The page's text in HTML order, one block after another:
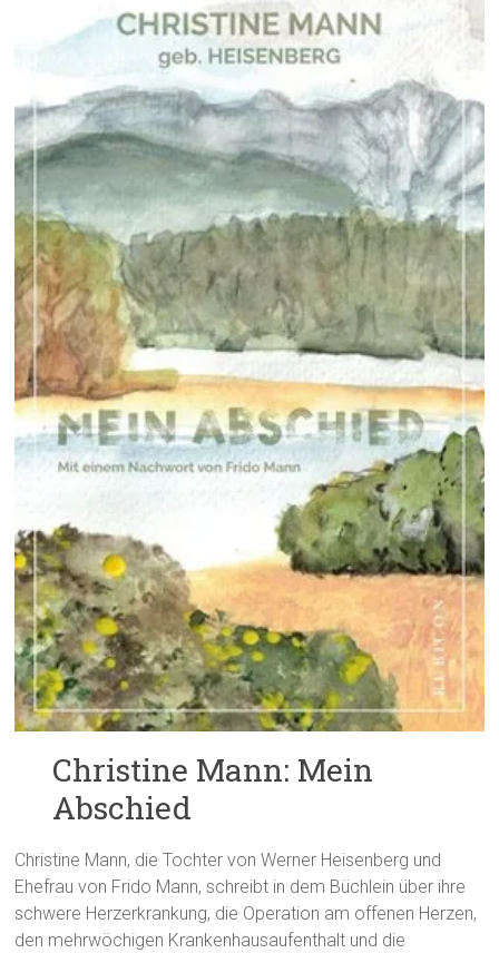
Christine Mann: Mein
Abschied
Christine Mann, die Tochter von Werner Heisenberg und
Ehefrau von Frido Mann, schreibt in dem Büchlein über ihre
schwere Herzerkrankung, die Operation am offenen Herzen,
den mehrwöchigen Krankenhausaufenthalt und die